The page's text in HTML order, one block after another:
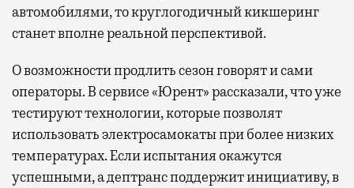
автомобилями, то круглогодичный кикшеринг
станет вполне реальной перспективой.
О возможности продлить сезон говорят и сами
операторы. В сервисе «Юрент» рассказали, что уже
тестируют технологии, которые позволят
использовать электросамокаты при более низких
температурах. Если испытания окажутся
успешными, а дептранс поддержит инициативу, в